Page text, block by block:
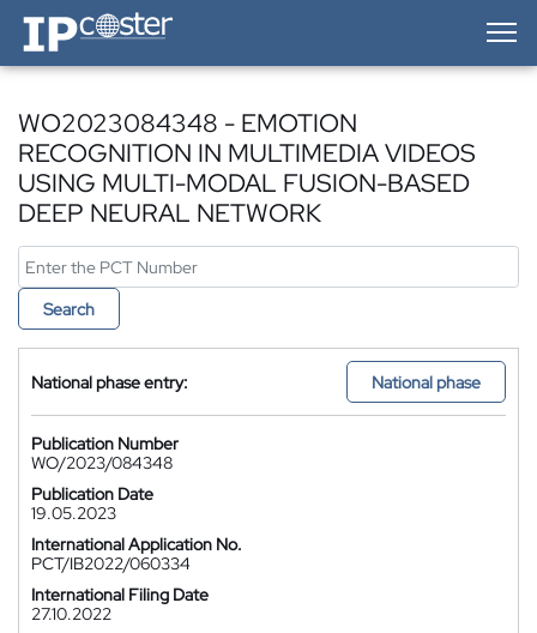
IP-Coster — Home
WO2023084348 - EMOTION
RECOGNITION IN MULTIMEDIA VIDEOS
USING MULTI-MODAL FUSION-BASED
DEEP NEURAL NETWORK
Search
National phase entry: National phase
Publication Number
WO/2023/084348
Publication Date
19.05.2023
International Application No.
PCT/IB2022/060334
International Filing Date
27.10.2022